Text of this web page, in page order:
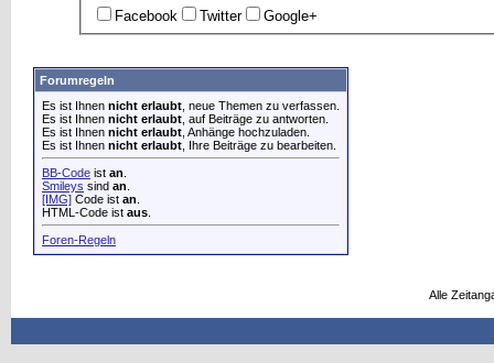
Facebook Twitter Google+
Forumregeln
Es ist Ihnen nicht erlaubt , neue Themen zu verfassen.
Es ist Ihnen nicht erlaubt , auf Beiträge zu antworten.
Es ist Ihnen nicht erlaubt , Anhänge hochzuladen.
Es ist Ihnen nicht erlaubt , Ihre Beiträge zu bearbeiten.
BB-Code ist an
Smileys sind an
[IMG] Code ist an
HTML-Code ist aus
Foren-Regeln
Alle